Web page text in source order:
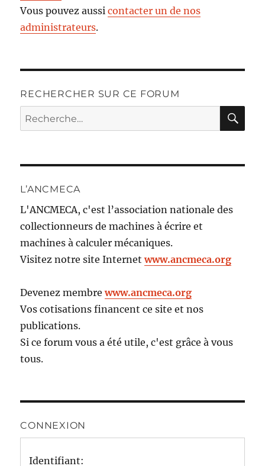
Vous pouvez aussicontacter un de nos
administrateurs.
RECHERCHER SUR CE FORUM
Recherche
pour :
L’ANCMECA
L'ANCMECA, c'est l’association nationale des
collectionneurs de machines à écrire et
machines à calculer mécaniques.
Visitez notre site Internetwww.ancmeca.org
Devenez membrewww.ancmeca.org
Vos cotisations financent ce site et nos
publications.
Si ce forum vous a été utile, c'est grâce à vous
tous.
CONNEXION
Identifiant: